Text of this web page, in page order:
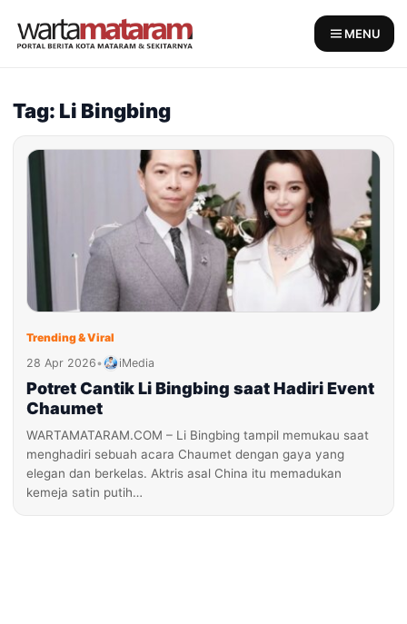
MENU
Tag: Li Bingbing
Trending & Viral
28 Apr 2026• iMedia
Potret Cantik Li Bingbing saat Hadiri Event
Chaumet
WARTAMATARAM.COM – Li Bingbing tampil memukau saat
menghadiri sebuah acara Chaumet dengan gaya yang
elegan dan berkelas. Aktris asal China itu memadukan
kemeja satin putih…